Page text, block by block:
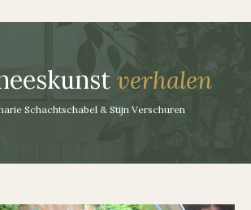
verhalen
Schachtschabel & Stijn Verschuren